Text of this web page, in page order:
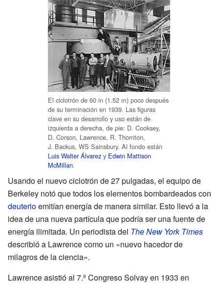
El ciclotrón de 60 in (1.52 m) poco después
de su terminación en 1939. Las figuras
clave en su desarrollo y uso están de
izquierda a derecha, de pie: D. Cooksey,
D. Corson, Lawrence, R. Thornton,
J. Backus, WS Sainsbury. Al fondo están
Luis Walter Álvarez y Edwin Mattison
McMillan.
Usando el nuevo ciclotrón de 27 pulgadas, el equipo de
Berkeley notó que todos los elementos bombardeados con
deuterioemitían energía de manera similar. Esto llevó a la
idea de una nueva partícula que podría ser una fuente de
energía ilimitada. Un periodista del The New York Times
describió a Lawrence como un «nuevo hacedor de
milagros de la ciencia».
Lawrence asistió al 7.º Congreso Solvay en 1933 en